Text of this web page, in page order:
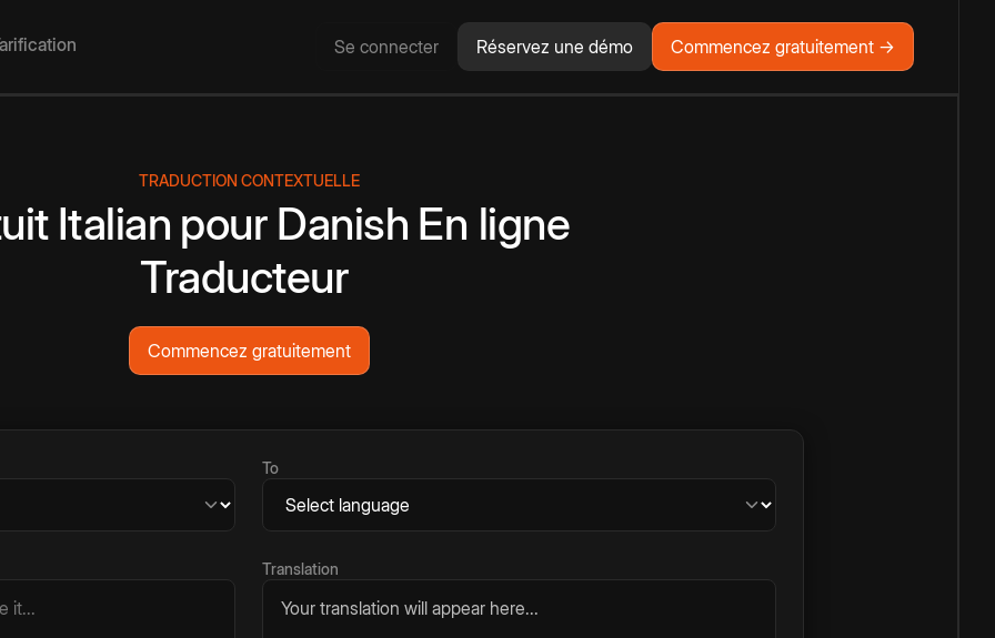
Se connecter Réservez une démo Commencez gratuitement →
TRADUCTION CONTEXTUELLE
Italian pour Danish En ligne
Traducteur
Commencez gratuitement
To
Translation
Your translation will appear here...